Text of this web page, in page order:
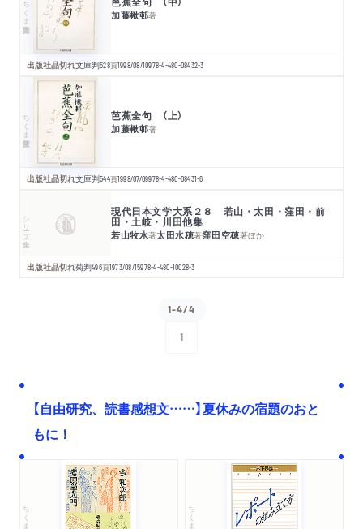
ちくま学芸文庫 加藤楸邨著
出版社品切れ文庫判528頁1998/08/10978-4-480-08432-3
ちくま学芸文庫 芭蕉全句 （上）
加藤楸邨著
出版社品切れ文庫判544頁1998/07/09978-4-480-08431-6
シリーズ・全集 現代日本文学大系２８ 若山・太田・窪田・前
田・土岐・川田他集
若山牧水著太田水穂著窪田空穂著ほか
出版社品切れ菊判496頁1973/08/15978-4-480-10028-3
1-4/4
1
【自由研究、読書感想文……】夏休みの宿題のおと
もに！
ちくま文庫 ちくま学芸文庫